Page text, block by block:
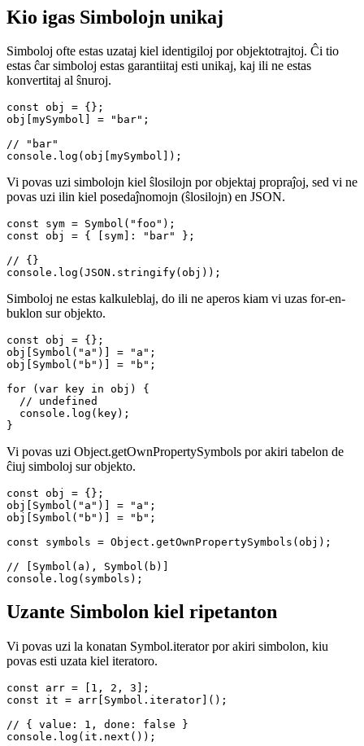
// false
Kio igas Simbolojn unikaj
estas ĉar simboloj estas garantiitaj esti unikaj, kaj ili ne estas
konvertitaj al ŝnuroj.
const obj = {};
obj[mySymbol] = "bar";
// "bar"
Vi povas uzi simbolojn kiel ŝlosilojn por objektaj propraĵoj, sed vi ne
povas uzi ilin kiel posedaĵnomojn (ŝlosilojn) en JSON.
const sym = Symbol("foo");
const obj = { [sym]: "bar" };
// {}
Simboloj ne estas kalkuleblaj, do ili ne aperos kiam vi uzas for-en-
buklon sur objekto.
const obj = {};
obj[Symbol("a")] = "a";
obj[Symbol("b")] = "b";
  // undefined
  console.log(key);
Vi povas uzi Object.getOwnPropertySymbols por akiri tabelon de
ĉiuj simboloj sur objekto.
const obj = {};
obj[Symbol("a")] = "a";
obj[Symbol("b")] = "b";
const symbols = Object.getOwnPropertySymbols(obj);
// [Symbol(a), Symbol(b)]
Uzante Simbolon kiel ripetanton
Vi povas uzi la konatan Symbol.iterator por akiri simbolon, kiu
povas esti uzata kiel iteratoro.
const arr = [1, 2, 3];